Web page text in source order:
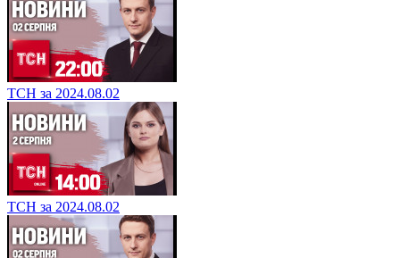
ТСН за 2024.08.02
ТСН за 2024.08.02